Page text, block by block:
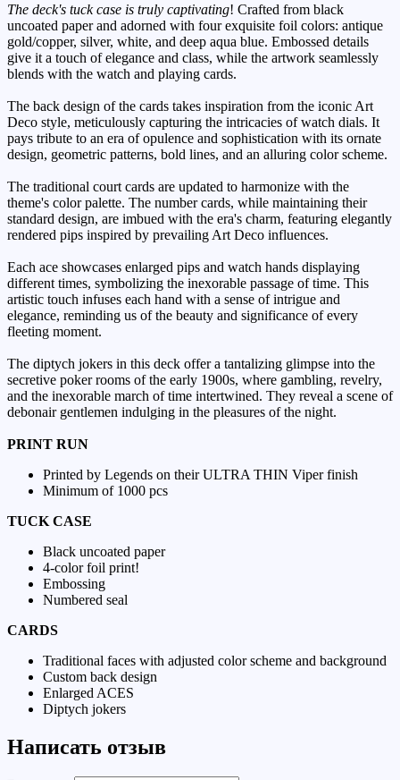
The deck's tuck case is truly captivating! Crafted from black
uncoated paper and adorned with four exquisite foil colors: antique
gold/copper, silver, white, and deep aqua blue. Embossed details
give it a touch of elegance and class, while the artwork seamlessly
blends with the watch and playing cards.
The back design of the cards takes inspiration from the iconic Art
Deco style, meticulously capturing the intricacies of watch dials. It
pays tribute to an era of opulence and sophistication with its ornate
design, geometric patterns, bold lines, and an alluring color scheme.
The traditional court cards are updated to harmonize with the
theme's color palette. The number cards, while maintaining their
standard design, are imbued with the era's charm, featuring elegantly
rendered pips inspired by prevailing Art Deco influences.
Each ace showcases enlarged pips and watch hands displaying
different times, symbolizing the inexorable passage of time. This
artistic touch infuses each hand with a sense of intrigue and
elegance, reminding us of the beauty and significance of every
fleeting moment.
The diptych jokers in this deck offer a tantalizing glimpse into the
secretive poker rooms of the early 1900s, where gambling, revelry,
and the inexorable march of time intertwined. They reveal a scene of
debonair gentlemen indulging in the pleasures of the night.
PRINT RUN
Printed by Legends on their ULTRA THIN Viper finish
Minimum of 1000 pcs
TUCK CASE
Black uncoated paper
4-color foil print!
Embossing
Numbered seal
CARDS
Traditional faces with adjusted color scheme and background
Custom back design
Enlarged ACES
Diptych jokers
Написать отзыв